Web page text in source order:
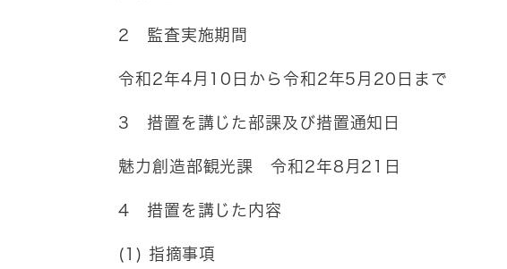
2 監査実施期間
令和2年4月10日から令和2年5月20日まで
3 措置を講じた部課及び措置通知日
魅力創造部観光課 令和2年8月21日
4 措置を講じた内容
(1) 指摘事項